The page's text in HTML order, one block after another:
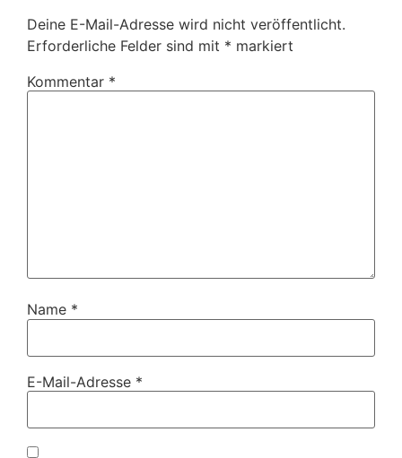
Deine E-Mail-Adresse wird nicht veröffentlicht.
Erforderliche Felder sind mit * markiert
Kommentar *
Name *
E-Mail-Adresse *